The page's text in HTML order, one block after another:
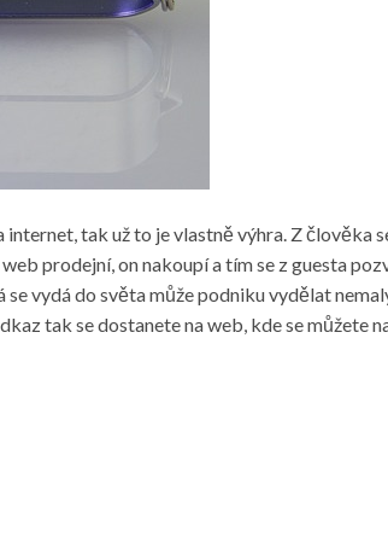
tak už to je vlastně výhra. Z člověka
prodejní, on nakoupí a tím se z guesta
vydá do světa může podniku vydělat
tak se dostanete na web, kde se můžete